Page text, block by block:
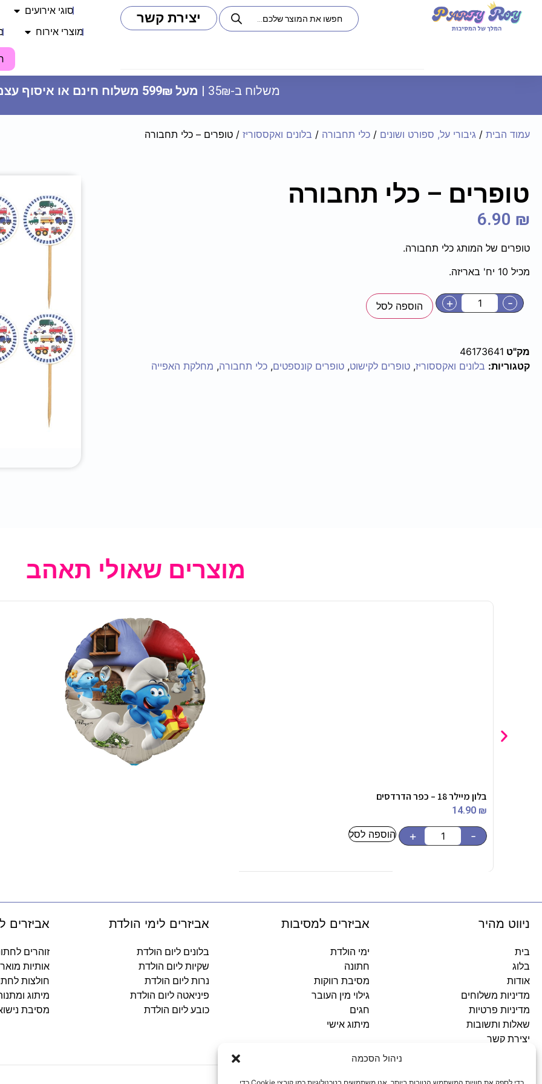
ניהול הסכמה
יח')
+
ADD
יצירת קשר סוגי אירועים
מוצרי אירוח
משלוח ב-35₪ | מעל 599₪ משלוח חינם או איסוף עצמי
עמוד הבית / גיבורי על, ספורט ושונים / כלי תחבורה / בלונים ואקססוריז / טופרים – כלי תחבורה
טופרים – כלי תחבורה
6.90 ₪
טופרים של המותג כלי תחבורה.
מכיל 10 יח' באריזה.
-
+ הוספה לסל
מק"ט 46173641
קטגוריות: בלונים ואקססוריז, טופרים לקישוט, טופרים קונספטים, כלי תחבורה, מחלקת האפייה
מוצרים שאולי תאהב
בלון מיילר 18 – כפר הדרדסים
14.90 ₪
-
+ הוספה לסל
ניווט מהיר
בית
בלוג
אודות
מדיניות משלוחים
מדיניות פרטיות
שאלות ותשובות
יצירת קשר
אביזרים למסיבות
ימי הולדת
חתונה
מסיבת רווקות
גילוי מין העובר
חגים
מיתוג אישי
אביזרים לימי הולדת
בלונים ליום הולדת
שקיות ליום הולדת
נרות ליום הולדת
פיניאטה ליום הולדת
כובע ליום הולדת
אביזרים
זוהרים
אותיות
חולצות
מיתוג
מסיבת